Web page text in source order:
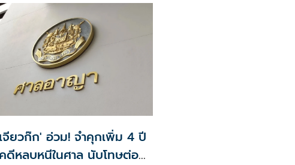
จียวก๊ก' อ่วม! จำคุกเพิ่ม 4 ปี
ดีหลบหนีในศาล นับโทษต่อ